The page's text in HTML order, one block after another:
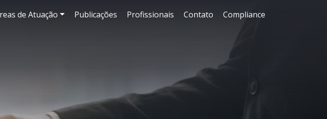
de Atuação Publicações Profissionais Contato Compliance